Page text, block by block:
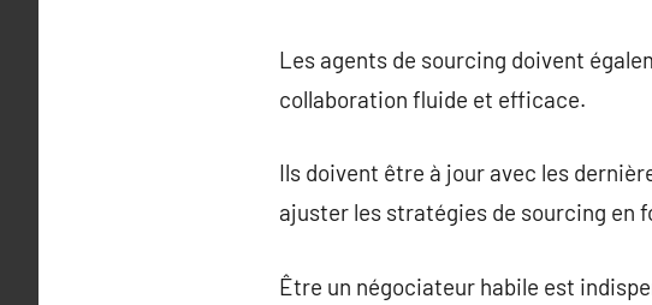
Les agents de sourcing doivent
collaboration fluide et efficace.
Ils doivent être à jour avec les
ajuster les stratégies de sourcing en
Être un négociateur habile est